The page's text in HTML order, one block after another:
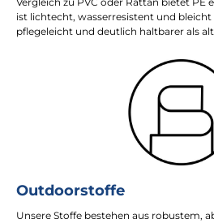
ist lichtecht, wasserresistent und
pflegeleicht und deutlich haltbarer als
Outdoorstoffe
Unsere Stoffe bestehen aus robustem,